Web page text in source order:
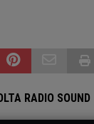
RADIO SOUND